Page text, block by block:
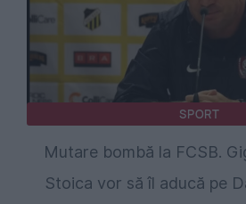
SPORT
Mutare bombă la FCSB.
Stoica vor să îl aducă pe